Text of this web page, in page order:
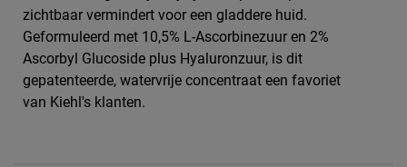
zichtbaar vermindert voor een gladdere huid.
Geformuleerd met 10,5% L-Ascorbinezuur en 2%
Ascorbyl Glucoside plus Hyaluronzuur, is dit
gepatenteerde, watervrije concentraat een favoriet
van Kiehl's klanten.